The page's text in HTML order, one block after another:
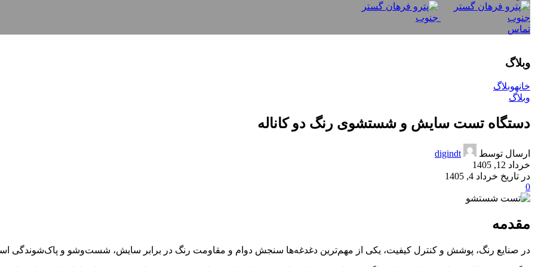
تماس
وبلاگ
خانهوبلاگ
وبلاگ
دستگاه تست سایش و شستشوی رنگ دو کاناله
ارسال توسط
digindt
خرداد 12, 1405
در تاریخ خرداد 4, 1405
0
مقدمه
در صنایع رنگ، پوشش و کنترل کیفیت، یکی از مهم‌ترین دغدغه‌ها سنجش دوام و مقاومت رنگ در برابر سایش، شست‌وشو و پاک‌شوندگی